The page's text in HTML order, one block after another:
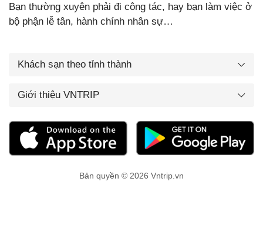
Bạn thường xuyên phải đi công tác, hay bạn làm việc ở
bộ phận lễ tân, hành chính nhân sự…
Khách sạn theo tỉnh thành
Giới thiệu VNTRIP
Bản quyền © 2026 Vntrip.vn